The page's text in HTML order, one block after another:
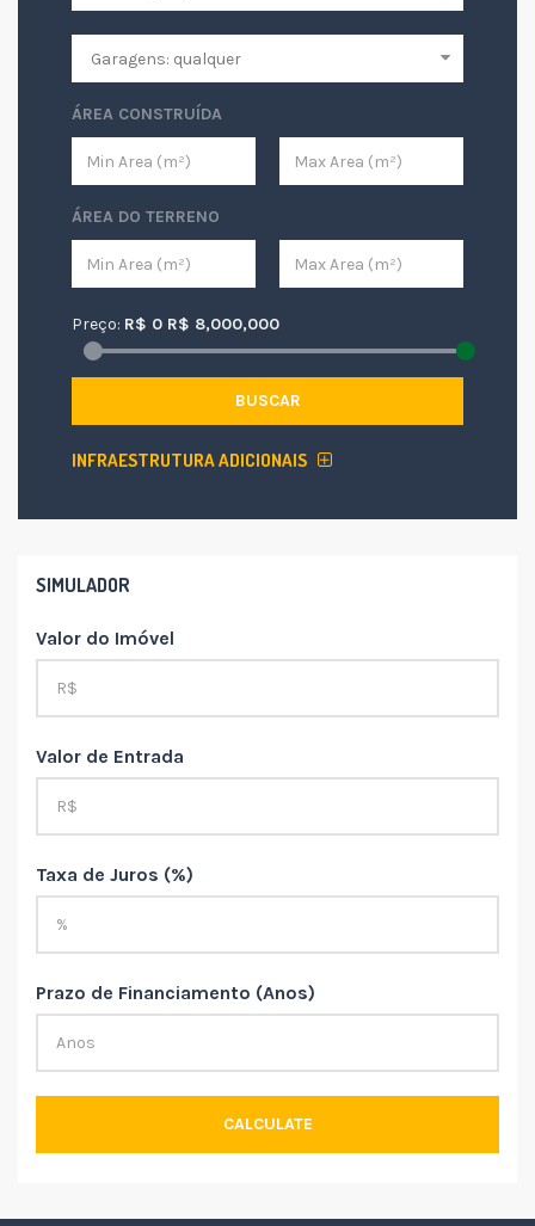
ÁREA CONSTRUÍDA
ÁREA DO TERRENO
Preço: R$ 0 R$ 8,000,000
BUSCAR
INFRAESTRUTURA ADICIONAIS
SIMULADOR
Valor do Imóvel
Valor de Entrada
Taxa de Juros (%)
Prazo de Financiamento (Anos)
CALCULATE